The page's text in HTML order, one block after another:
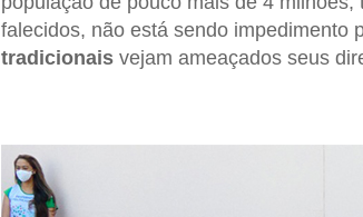
falecidos, não está sendo impedimento
tradicionaisvejam ameaçados seus